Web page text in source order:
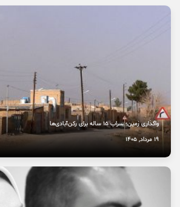
واگذاری زمین؛ سراب ۱۵ ساله برای رکن‌آبادی‌ها
19 مرداد, 1405